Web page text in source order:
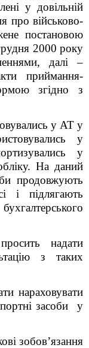
у довільній
про військово-
постановою
2000 року
далі –
приймання-
згідно з
у АТ у
у
у
На даний
продовжують
і підлягають
надати
з таких
засоби у
зобов’язання